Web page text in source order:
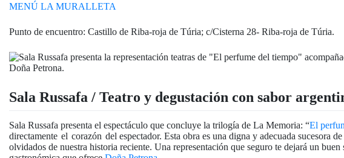
MENÚ LA MURALLETA
Punto de encuentro: Castillo de Riba-roja de Túria; c/Cisterna 28- Riba-roja de Túria.
Sala Russafa / Teatro y degustación con sabor
Sala Russafa presenta el espectáculo que concluye la trilogía de La Memoria: “El
directamente el corazón del espectador. Esta obra es una digna y adecuada sucesora
olvidados de nuestra historia reciente. Una representación que seguro te dejará un